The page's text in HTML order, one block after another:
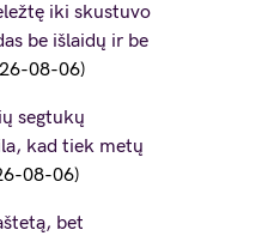
iki skustuvo
be išlaidų ir be
08-06
segtukų
kad tiek metų
08-06
bet